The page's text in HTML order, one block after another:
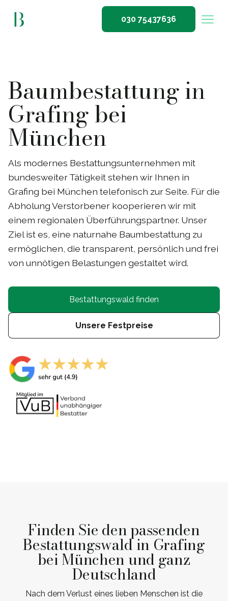
030 75437636
Baumbestattung in
Grafing bei
München
Als modernes Bestattungsunternehmen mit
bundesweiter Tätigkeit stehen wir Ihnen in
Grafing bei München telefonisch zur Seite. Für die
Abholung Verstorbener kooperieren wir mit
einem regionalen Überführungspartner. Unser
Ziel ist es, eine naturnahe Baumbestattung zu
ermöglichen, die transparent, persönlich und frei
von unnötigen Belastungen gestaltet wird.
Bestattungswald finden
Unsere Festpreise
Finden Sie den passenden
Bestattungswald in Grafing
bei München und ganz
Deutschland
Nach dem Verlust eines lieben Menschen ist die